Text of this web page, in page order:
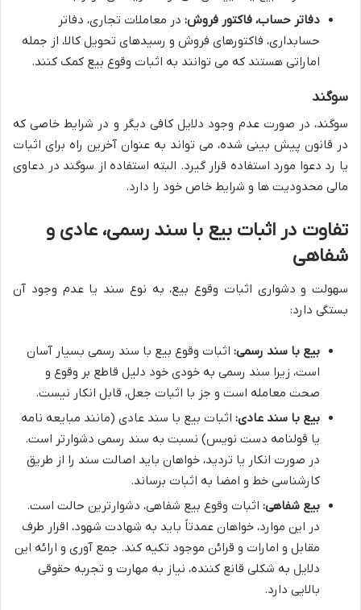
دفاتر حساب، فاکتور فروش: در معاملات تجاری، دفاتر
حسابداری، فاکتورهای فروش و رسیدهای تحویل کالا، از جمله
اماراتی هستند که می توانند به اثبات وقوع بیع کمک کنند.
سوگند
سوگند، در صورت عدم وجود دلایل کافی دیگر و در شرایط خاصی که
در قانون پیش بینی شده، می تواند به عنوان آخرین راه برای اثبات
یا رد دعوا مورد استفاده قرار گیرد. البته استفاده از سوگند در دعاوی
مالی محدودیت ها و شرایط خاص خود را دارد.
تفاوت در اثبات بیع با سند رسمی، عادی و
شفاهی
سهولت و دشواری اثبات وقوع بیع، به نوع سند یا عدم وجود آن
بستگی دارد:
بیع با سند رسمی: اثبات وقوع بیع با سند رسمی بسیار آسان
است، زیرا سند رسمی به خودی خود دلیل قاطع بر وقوع و
صحت معامله است و جز با اثبات جعل، قابل انکار نیست.
بیع با سند عادی: اثبات بیع با سند عادی (مانند مبایعه نامه
یا قولنامه دست نویس) نسبت به سند رسمی دشوارتر است.
در صورت انکار یا تردید، خواهان باید اصالت سند را از طریق
کارشناسی خط و امضا به اثبات برساند.
بیع شفاهی: اثبات وقوع بیع شفاهی، دشوارترین حالت است.
در این موارد، خواهان عمدتاً باید به شهادت شهود، اقرار طرف
مقابل و امارات و قرائن موجود تکیه کند. جمع آوری و ارائه این
دلایل به شکلی قانع کننده، نیاز به مهارت و تجربه حقوقی
بالایی دارد.